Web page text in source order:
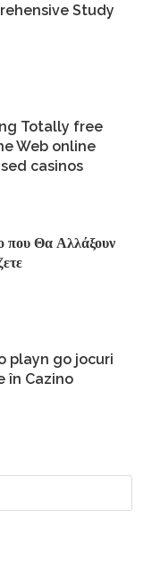
Study
Totally free
Web online
casinos
που Θα Αλλάξουν
playn go jocuri
în Cazino